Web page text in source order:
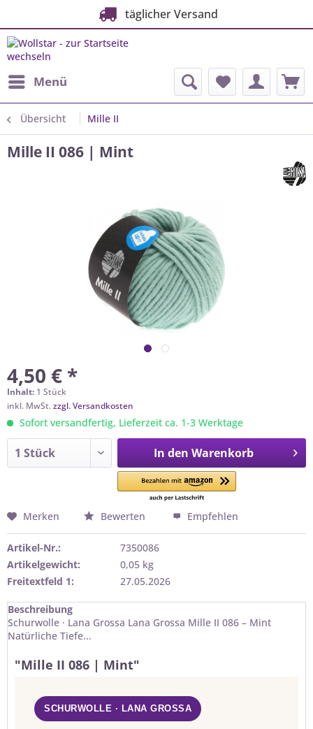
täglicher Versand
Menü
Übersicht Mille II
Mille II 086 | Mint
4,50 € *
Inhalt: 1 Stück
inkl. MwSt.zzgl. Versandkosten
Sofort versandfertig, Lieferzeit ca. 1-3 Werktage
In den Warenkorb
Merken Bewerten Empfehlen
Artikel-Nr.:
7350086
Artikelgewicht:
0,05 kg
Freitextfeld 1:
27.05.2026
Beschreibung
Schurwolle · Lana Grossa Lana Grossa Mille II 086 – Mint
Natürliche Tiefe...
"Mille II 086 | Mint"
SCHURWOLLE · LANA GROSSA